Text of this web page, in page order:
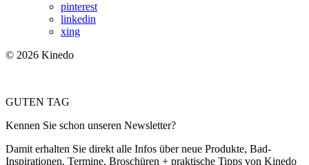
pinterest
linkedin
xing
© 2026 Kinedo
GUTEN TAG
Kennen Sie schon unseren Newsletter?
Damit erhalten Sie direkt alle Infos über neue Produkte, Bad-
Inspirationen, Termine, Broschüren + praktische Tipps von Kinedo